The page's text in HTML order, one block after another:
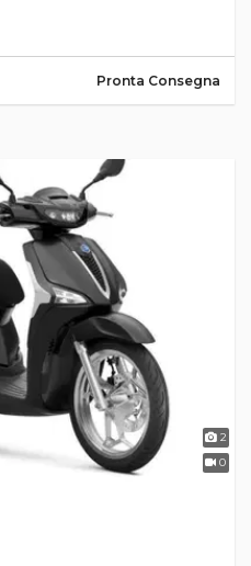
Pronta Consegna
2
0